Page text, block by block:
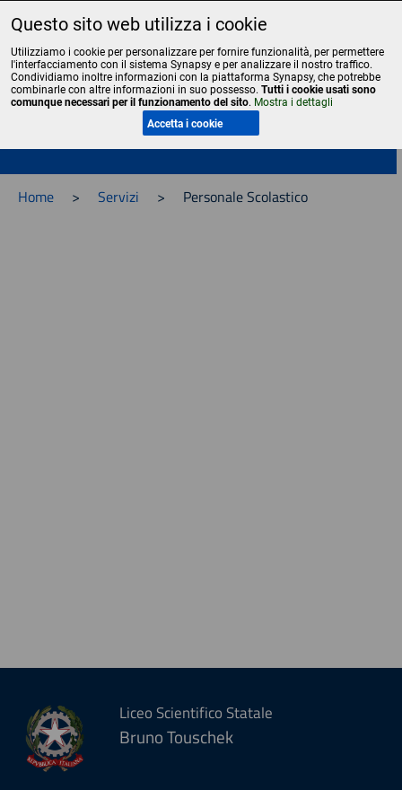
Liceo Scientifico Statale Bruno Touschek - Grottaferrata - Roma
Home > Servizi > Personale Scolastico
Liceo Scientifico Statale
Bruno Touschek
Questo sito web utilizza i cookie
Utilizziamo i cookie per personalizzare per fornire funzionalità, per permettere
l'interfacciamento con il sistema Synapsy e per analizzare il nostro traffico.
Condividiamo inoltre informazioni con la piattaforma Synapsy, che potrebbe
combinarle con altre informazioni in suo possesso. Tutti i cookie usati sono
comunque necessari per il funzionamento del sito. Mostra i dettagli
Accetta i cookie